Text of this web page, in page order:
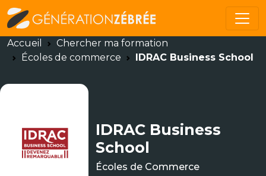
Accueil
Chercher ma formation
Écoles de commerce
IDRAC Business School
IDRAC Business
School
Écoles de Commerce